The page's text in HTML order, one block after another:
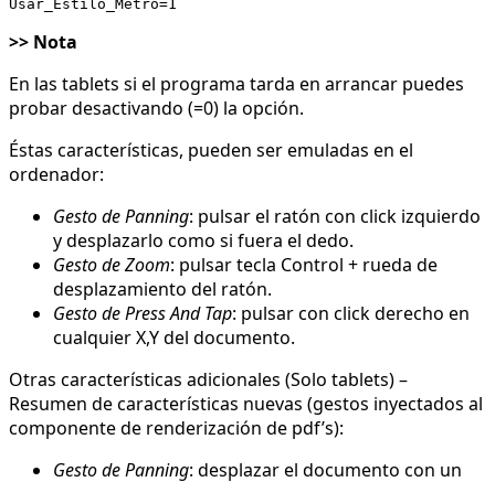
>> Nota
En las tablets si el programa tarda en arrancar puedes
probar desactivando (=0) la opción.
Éstas características, pueden ser emuladas en el
ordenador:
Gesto de Panning: pulsar el ratón con click izquierdo
y desplazarlo como si fuera el dedo.
Gesto de Zoom: pulsar tecla Control + rueda de
desplazamiento del ratón.
Gesto de Press And Tap: pulsar con click derecho en
cualquier X,Y del documento.
Otras características adicionales (Solo tablets) –
Resumen de características nuevas (gestos inyectados al
componente de renderización de pdf’s):
Gesto de Panning: desplazar el documento con un